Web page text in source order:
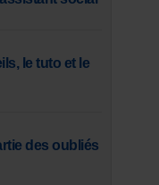
le tuto et le
des oubliés